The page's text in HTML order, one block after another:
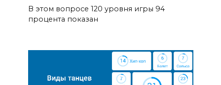
В этом вопросе 120 уровня игры 94
процента показан